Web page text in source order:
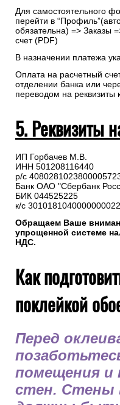
Для самостоятельного
перейти в
обязательна) => Заказы
счет (PDF)
В назначении платежа
Оплата на расчетный
отделении банка или
переводом на реквизиты
5. Реквизиты
ИП Горбачев М.В.
ИНН 501208116440
р/с
Банк ОАО "Сбербанк
БИК 044525225
к/с
Обращаем Ваше
упрощенной системе
НДС.
Как
поклейкой
Перед
помещения и
стен. Стены